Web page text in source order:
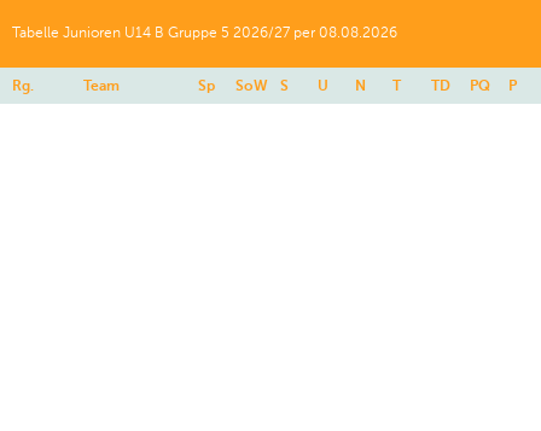
Tabelle Junioren U14 B Gruppe 5 2026/27 per 08.08.2026
Rg. Team Sp SoW S U N T TD PQ P